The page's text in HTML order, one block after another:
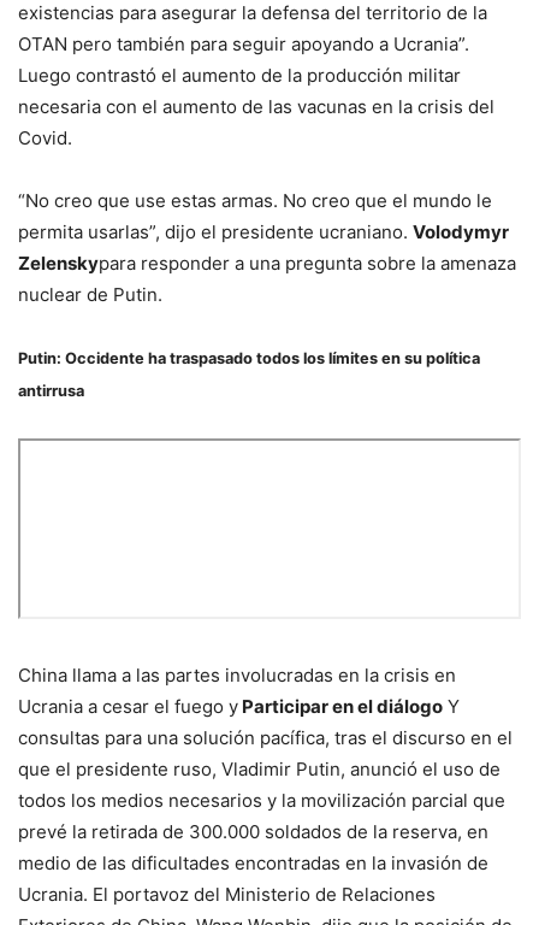
existencias para asegurar la defensa del territorio de la
OTAN pero también para seguir apoyando a Ucrania”.
Luego contrastó el aumento de la producción militar
necesaria con el aumento de las vacunas en la crisis del
Covid.
“No creo que use estas armas. No creo que el mundo le
permita usarlas”, dijo el presidente ucraniano. Volodymyr
Zelenskypara responder a una pregunta sobre la amenaza
nuclear de Putin.
Putin: Occidente ha traspasado todos los límites en su política
antirrusa
China llama a las partes involucradas en la crisis en
Ucrania a cesar el fuego y Participar en el diálogo Y
consultas para una solución pacífica, tras el discurso en el
que el presidente ruso, Vladimir Putin, anunció el uso de
todos los medios necesarios y la movilización parcial que
prevé la retirada de 300.000 soldados de la reserva, en
medio de las dificultades encontradas en la invasión de
Ucrania. El portavoz del Ministerio de Relaciones